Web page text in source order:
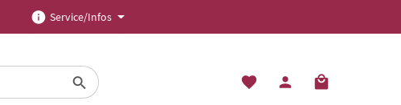
Service/Infos